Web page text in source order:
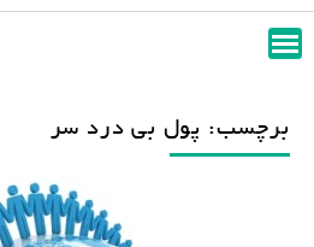
n
برچسب: پول بی درد سر